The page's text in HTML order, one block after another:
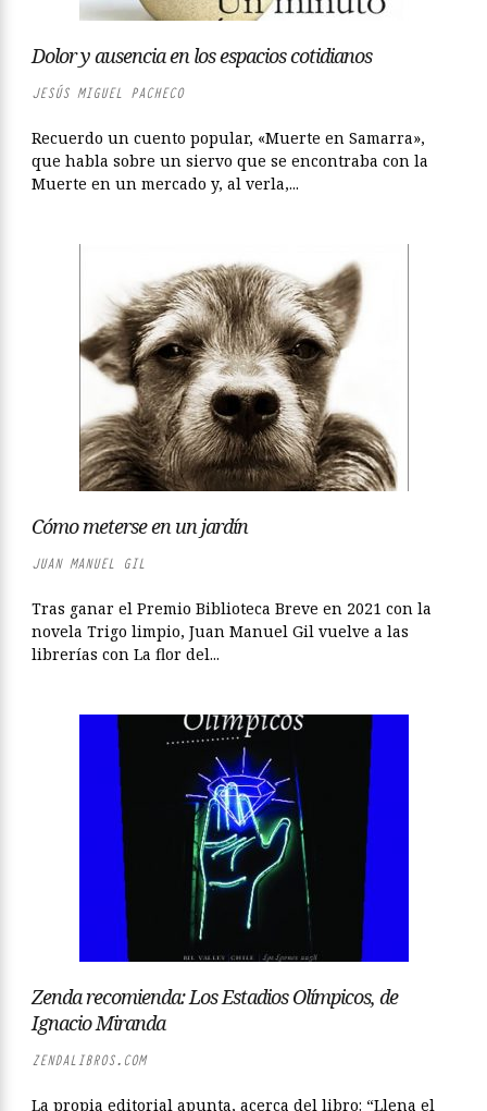
Dolor y ausencia en los espacios cotidianos
JESÚS MIGUEL PACHECO
Recuerdo un cuento popular, «Muerte en Samarra»,
que habla sobre un siervo que se encontraba con la
Muerte en un mercado y, al verla,...
Cómo meterse en un jardín
JUAN MANUEL GIL
Tras ganar el Premio Biblioteca Breve en 2021 con la
novela Trigo limpio, Juan Manuel Gil vuelve a las
librerías con La flor del...
Zenda recomienda: Los Estadios Olímpicos, de
Ignacio Miranda
ZENDALIBROS.COM
La propia editorial apunta, acerca del libro: “Llena el